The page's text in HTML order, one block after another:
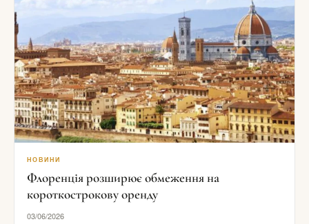
НОВИНИ
Флоренція розширює обмеження на
короткострокову оренду
03/06/2026